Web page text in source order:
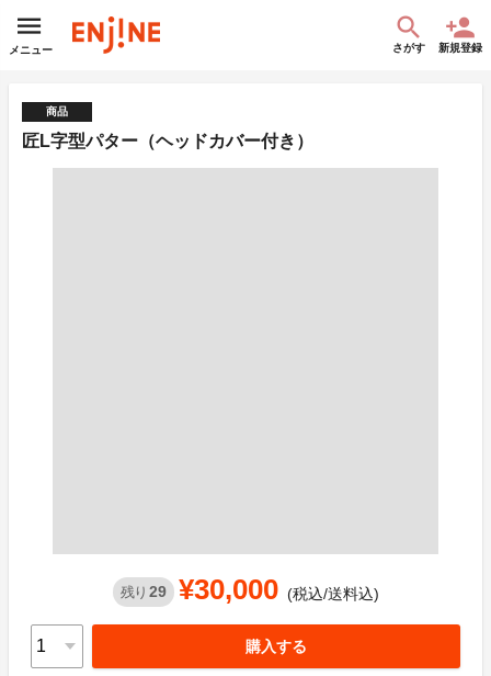
メニュー さがす 新規登録
商品
匠L字型パター（ヘッドカバー付き）
残り 29 ¥30,000 (税込/送料込)
購入する